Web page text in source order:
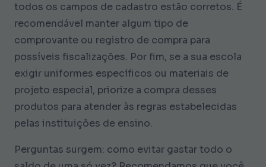
todos os campos de cadastro estão corretos. É
recomendável manter algum tipo de
comprovante ou registro de compra para
possíveis fiscalizações. Por fim, se a sua escola
exigir uniformes específicos ou materiais de
projeto especial, priorize a compra desses
produtos para atender às regras estabelecidas
pelas instituições de ensino.
Perguntas surgem: como evitar gastar todo o